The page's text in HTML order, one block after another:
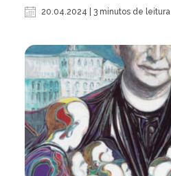
20.04.2024 | 3 minutos de leitura